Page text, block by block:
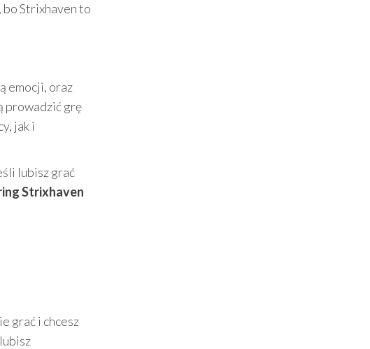
Strixhaven to
emocji, oraz
prowadzić grę
jak i
lubisz grać
Strixhaven
grać i chcesz